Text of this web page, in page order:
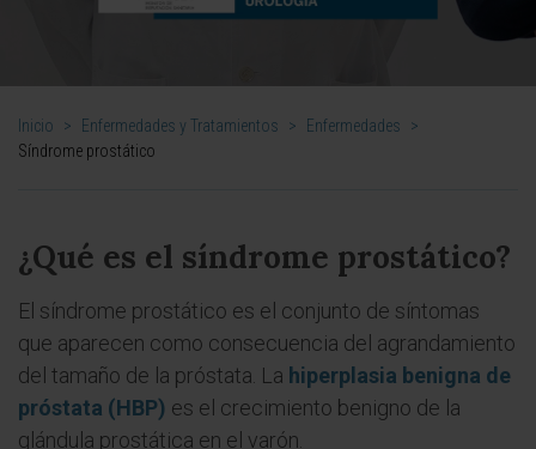
Inicio > Enfermedades y Tratamientos > Enfermedades
>
Síndrome prostático
¿Qué es el síndrome prostático?
El síndrome prostático es el conjunto de síntomas
que aparecen como consecuencia del agrandamiento
del tamaño de la próstata. La hiperplasia benigna de
próstata (HBP) es el crecimiento benigno de la
glándula prostática en el varón.